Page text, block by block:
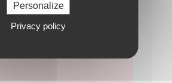
Personalize
Privacy policy